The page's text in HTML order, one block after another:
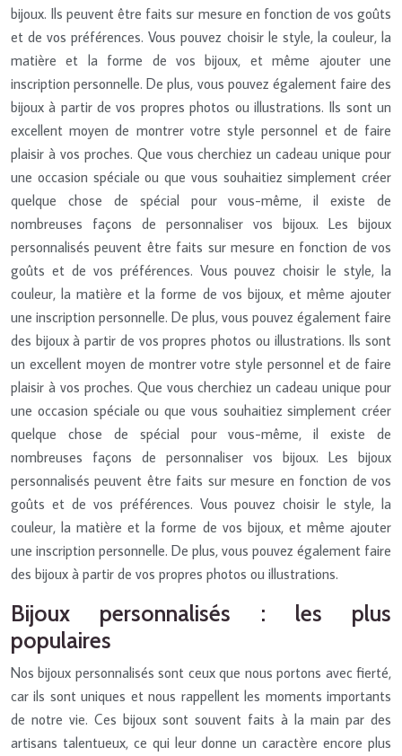
bijoux. Ils peuvent être faits sur mesure en fonction de vos goûts
et de vos préférences. Vous pouvez choisir le style, la couleur, la
matière et la forme de vos bijoux, et même ajouter une
inscription personnelle. De plus, vous pouvez également faire des
bijoux à partir de vos propres photos ou illustrations. Ils sont un
excellent moyen de montrer votre style personnel et de faire
plaisir à vos proches. Que vous cherchiez un cadeau unique pour
une occasion spéciale ou que vous souhaitiez simplement créer
quelque chose de spécial pour vous-même, il existe de
nombreuses façons de personnaliser vos bijoux. Les bijoux
personnalisés peuvent être faits sur mesure en fonction de vos
goûts et de vos préférences. Vous pouvez choisir le style, la
couleur, la matière et la forme de vos bijoux, et même ajouter
une inscription personnelle. De plus, vous pouvez également faire
des bijoux à partir de vos propres photos ou illustrations. Ils sont
un excellent moyen de montrer votre style personnel et de faire
plaisir à vos proches. Que vous cherchiez un cadeau unique pour
une occasion spéciale ou que vous souhaitiez simplement créer
quelque chose de spécial pour vous-même, il existe de
nombreuses façons de personnaliser vos bijoux. Les bijoux
personnalisés peuvent être faits sur mesure en fonction de vos
goûts et de vos préférences. Vous pouvez choisir le style, la
couleur, la matière et la forme de vos bijoux, et même ajouter
une inscription personnelle. De plus, vous pouvez également faire
des bijoux à partir de vos propres photos ou illustrations.
Bijoux personnalisés : les plus
populaires
Nos bijoux personnalisés sont ceux que nous portons avec fierté,
car ils sont uniques et nous rappellent les moments importants
de notre vie. Ces bijoux sont souvent faits à la main par des
artisans talentueux, ce qui leur donne un caractère encore plus